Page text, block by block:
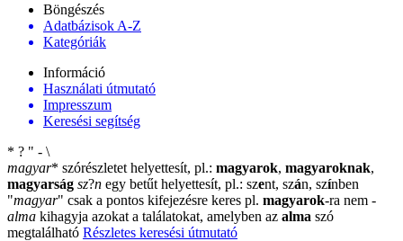
Böngészés
Adatbázisok A-Z
Kategóriák
Információ
Használati útmutató
Impresszum
Keresési segítség
* ? " - \
magyar* szórészletet helyettesít, pl.: magyarok, magyaroknak,
magyarság sz?n egy betűt helyettesít, pl.: szent, szán, színben
"magyar" csak a pontos kifejezésre keres pl. magyarok-ra nem -
alma kihagyja azokat a találatokat, amelyben az alma szó
megtalálható Részletes keresési útmutató